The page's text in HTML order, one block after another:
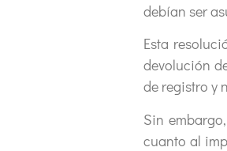
debían ser
Esta
devolución
de registro y
Sin
cuanto al